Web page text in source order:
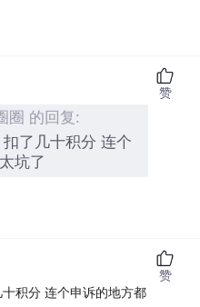
圈 的回复:
几十积分 连个
坑了
赞
积分 连个申诉的地方都
赞